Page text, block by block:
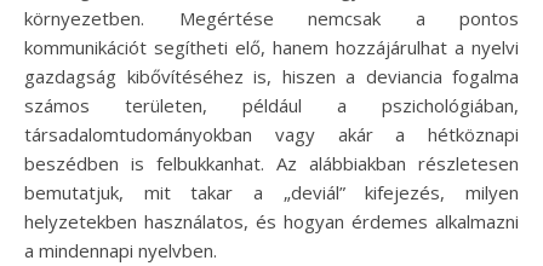
környezetben. Megértése nemcsak a pontos
kommunikációt segítheti elő, hanem hozzájárulhat a nyelvi
gazdagság kibővítéséhez is, hiszen a deviancia fogalma
számos területen, például a pszichológiában,
társadalomtudományokban vagy akár a hétköznapi
beszédben is felbukkanhat. Az alábbiakban részletesen
bemutatjuk, mit takar a „deviál” kifejezés, milyen
helyzetekben használatos, és hogyan érdemes alkalmazni
a mindennapi nyelvben.